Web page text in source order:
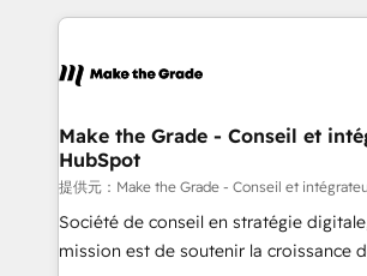
new HubSpot portal with Advanced
CRM Migrations using our in-house
HubSpot's Global Partner of the Year
worldwide, and with over 15 years in
One company, one operating model,
across offices and consulting teams in
Canada, Germany, France, Belgium,
South Africa. Certified compliant with ISO/IEC
27001:2022 and ISO 9001:2015 across
Make the Grade - Conseil et
HubSpot
提供元：Make the Grade - Conseil et
Société de conseil en stratégie
mission est de soutenir la croissance